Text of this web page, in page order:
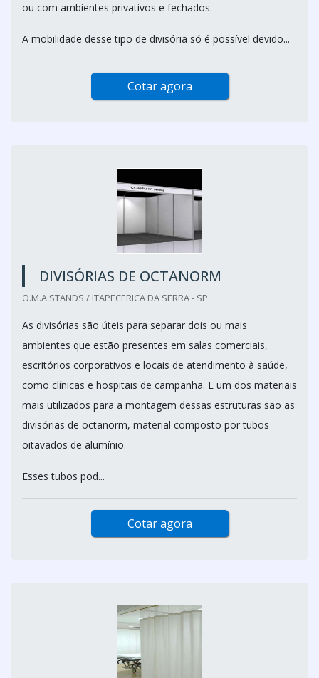
ou com ambientes privativos e fechados.
A mobilidade desse tipo de divisória só é possível devido...
Cotar agora
DIVISÓRIAS DE OCTANORM
O.M.A STANDS / ITAPECERICA DA SERRA - SP
As divisórias são úteis para separar dois ou mais
ambientes que estão presentes em salas comerciais,
escritórios corporativos e locais de atendimento à saúde,
como clínicas e hospitais de campanha. E um dos materiais
mais utilizados para a montagem dessas estruturas são as
divisórias de octanorm, material composto por tubos
oitavados de alumínio.
Esses tubos pod...
Cotar agora